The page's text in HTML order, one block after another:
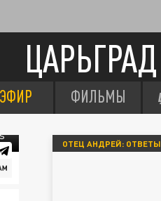
ЦАРЬГРАД
ЭФИР ФИЛЬМЫ
ОТЕЦ АНДРЕЙ: ОТВЕТЫ